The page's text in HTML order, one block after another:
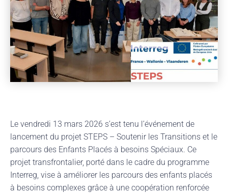
Le vendredi 13 mars 2026 s’est tenu l’événement de
lancement du projet STEPS – Soutenir les Transitions et le
parcours des Enfants Placés à besoins Spéciaux. Ce
projet transfrontalier, porté dans le cadre du programme
Interreg, vise à améliorer les parcours des enfants placés
à besoins complexes grâce à une coopération renforcée